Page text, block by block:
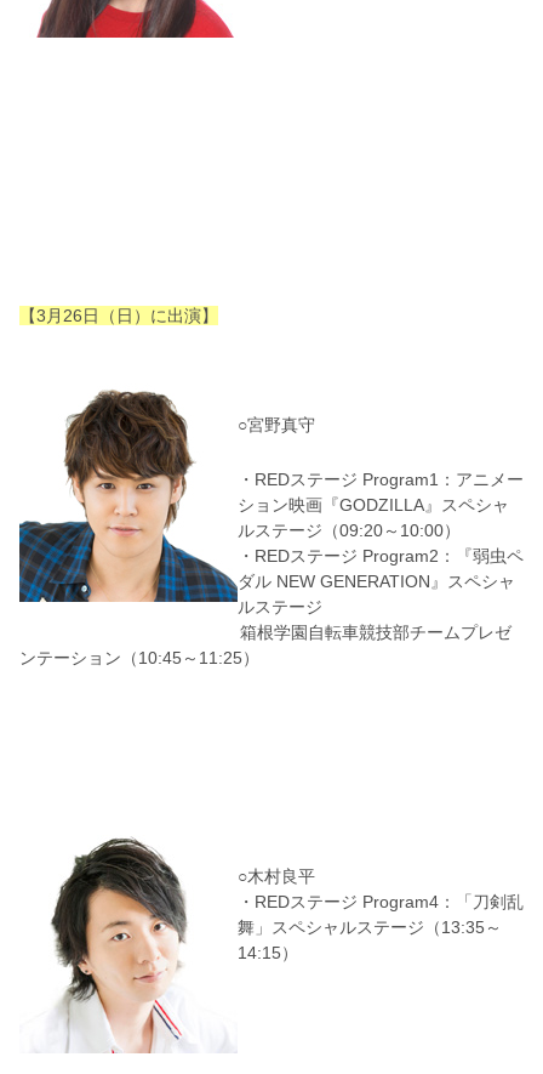
【3月26日（日）に出演】
○宮野真守
・REDステージ Program1：アニメー
ション映画『GODZILLA』スペシャ
ルステージ（09:20～10:00）
・REDステージ Program2：『弱虫ペ
ダル NEW GENERATION』スペシャ
ルステージ
箱根学園自転車競技部チームプレゼ
ンテーション（10:45～11:25）
○木村良平
・REDステージ Program4：「刀剣乱
舞」スペシャルステージ（13:35～
14:15）